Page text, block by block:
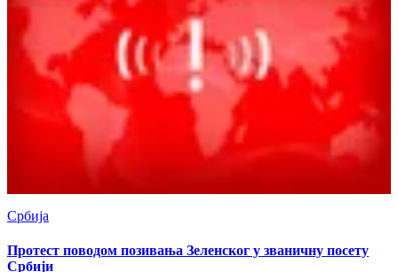
Србија
Протест поводом позивања Зеленског у званичну посету
Србији